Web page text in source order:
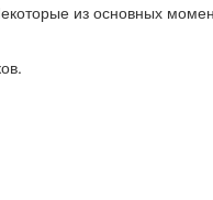
из основных